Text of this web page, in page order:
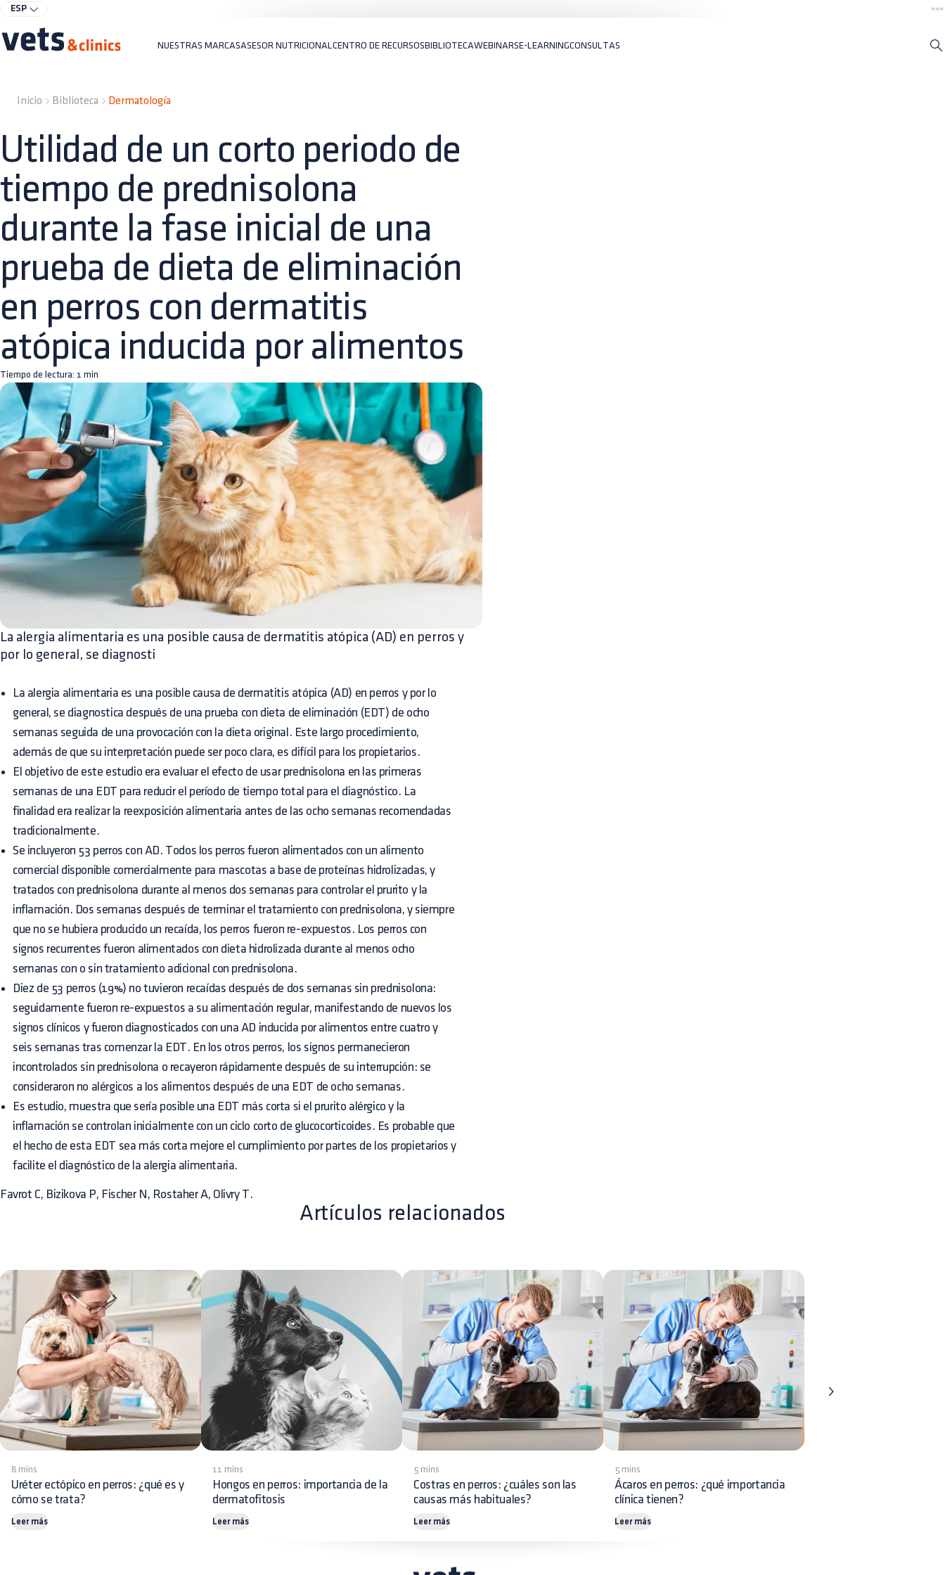
ESP
NUESTRAS MARCASASESOR NUTRICIONAL CENTRO DE RECURSOSBIBLIOTECAWEBINARSE-LEARNINGCONSULTAS
Inicio Biblioteca Dermatología
Utilidad de un corto periodo de
tiempo de prednisolona
durante la fase inicial de una
prueba de dieta de eliminación
en perros con dermatitis
atópica inducida por alimentos
Tiempo de lectura: 1 min
La alergia alimentaria es una posible causa de dermatitis atópica (AD) en perros y
por lo general, se diagnosti
La alergia alimentaria es una posible causa de dermatitis atópica (AD) en perros y por lo
general, se diagnostica después de una prueba con dieta de eliminación (EDT) de ocho
semanas seguida de una provocación con la dieta original. Este largo procedimiento,
además de que su interpretación puede ser poco clara, es difícil para los propietarios.
El objetivo de este estudio era evaluar el efecto de usar prednisolona en las primeras
semanas de una EDT para reducir el período de tiempo total para el diagnóstico. La
finalidad era realizar la reexposición alimentaria antes de las ocho semanas recomendadas
tradicionalmente.
Se incluyeron 53 perros con AD. Todos los perros fueron alimentados con un alimento
comercial disponible comercialmente para mascotas a base de proteínas hidrolizadas, y
tratados con prednisolona durante al menos dos semanas para controlar el prurito y la
inflamación. Dos semanas después de terminar el tratamiento con prednisolona, y siempre
que no se hubiera producido un recaída, los perros fueron re-expuestos. Los perros con
signos recurrentes fueron alimentados con dieta hidrolizada durante al menos ocho
semanas con o sin tratamiento adicional con prednisolona.
Diez de 53 perros (19%) no tuvieron recaídas después de dos semanas sin prednisolona:
seguidamente fueron re-expuestos a su alimentación regular, manifestando de nuevos los
signos clínicos y fueron diagnosticados con una AD inducida por alimentos entre cuatro y
seis semanas tras comenzar la EDT. En los otros perros, los signos permanecieron
incontrolados sin prednisolona o recayeron rápidamente después de su interrupción: se
consideraron no alérgicos a los alimentos después de una EDT de ocho semanas.
Es estudio, muestra que sería posible una EDT más corta si el prurito alérgico y la
inflamación se controlan inicialmente con un ciclo corto de glucocorticoides. Es probable que
el hecho de esta EDT sea más corta mejore el cumplimiento por partes de los propietarios y
facilite el diagnóstico de la alergia alimentaria.
Favrot C, Bizikova P, Fischer N, Rostaher A, Olivry T.
Artículos relacionados
8 mins
Uréter ectópico en perros: ¿qué es y
cómo se trata?
Leer más
11 mins
Hongos en perros: importancia de la
dermatofitosis
Leer más
5 mins
Costras en perros: ¿cuáles son las
causas más habituales?
Leer más
5 mins
Ácaros en perros: ¿qué importancia
clínica tienen?
Leer más